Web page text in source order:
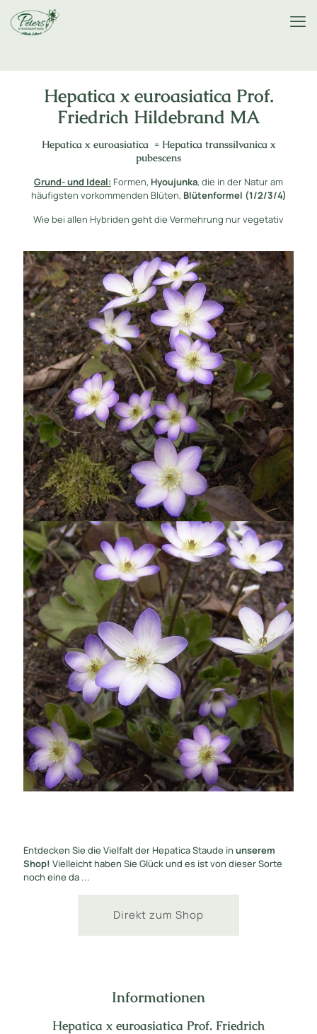
Hepatica x euroasiatica Prof.
Friedrich Hildebrand MA
Hepatica x euroasiatica = Hepatica transsilvanica x
pubescens
Grund- und Ideal: Formen, Hyoujunka, die in der Natur am
häufigsten vorkommenden Blüten, Blütenformel (1/2/3/4)
Wie bei allen Hybriden geht die Vermehrung nur vegetativ
Entdecken Sie die Vielfalt der Hepatica Staude in unserem
Shop! Vielleicht haben Sie Glück und es ist von dieser Sorte
noch eine da ...
Direkt zum Shop
Informationen
Hepatica x euroasiatica Prof. Friedrich